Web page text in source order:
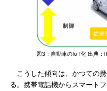
図3：自動車のIoT化 出典：
こうした傾向は、かつての
る。携帯電話機からスマート